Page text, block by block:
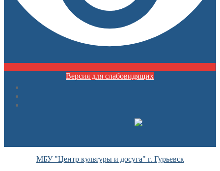
Версия для слабовидящих
МБУ "Центр культуры и досуга" г. Гурьевск